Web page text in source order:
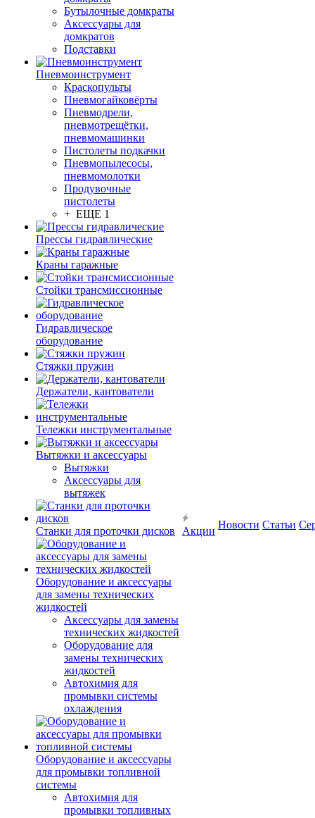
Бутылочные домкраты
Аксессуары для
домкратов
Подставки
Пневмоинструмент
Краскопульты
Пневмогайковёрты
Пневмодрели,
пневмотрещётки,
пневмомашинки
Пистолеты подкачки
Пневмопылесосы,
пневмомолотки
Продувочные
пистолеты
+ ЕЩЕ 1
Прессы гидравлические
Краны гаражные
Стойки трансмиссионные
Гидравлическое
оборудование
Стяжки пружин
Держатели, кантователи
Тележки инструментальные
Вытяжки и аксессуары
Вытяжки
Аксессуары для
вытяжек
Станки для проточки дисков
Оборудование и аксессуары
для замены технических
жидкостей
Аксессуары для замены
технических жидкостей
Оборудование для
замены технических
жидкостей
Автохимия для
промывки системы
охлаждения
Оборудование и аксессуары
для промывки топливной
системы
Автохимия для
промывки топливных
Акции
Новости Статьи